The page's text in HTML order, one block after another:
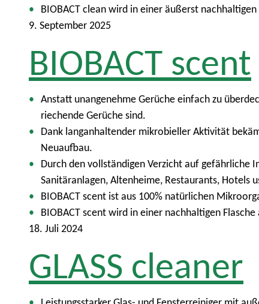
BIOBACT clean wird in einer äußerst
9. September 2025
BIOBACT scent
Anstatt unangenehme Gerüche einfach zu
riechende Gerüche sind.
Dank langanhaltender mikrobieller Aktivität
Neuaufbau.
Durch den vollständigen Verzicht auf gefährliche
Sanitäranlagen, Altenheime, Restaurants, Hotels
BIOBACT scent ist aus 100% natürlichen
BIOBACT scent wird in einer nachhaltigen
18. Juli 2024
GLASS cleaner